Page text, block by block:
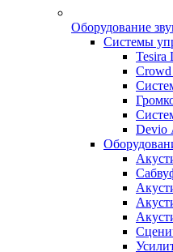
Оборудование
Системы
Tesira
Crowd
Devio